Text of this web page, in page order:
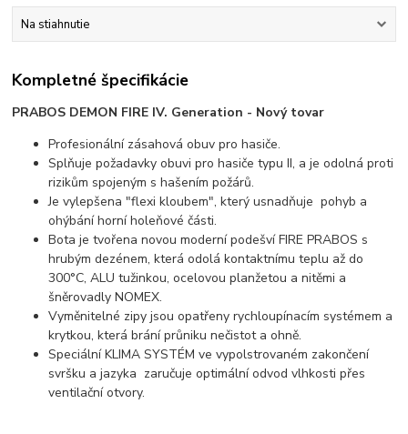
Na stiahnutie
Kompletné špecifikácie
PRABOS DEMON FIRE IV. Generation - Nový tovar
Profesionální zásahová obuv pro hasiče.
Splňuje požadavky obuvi pro hasiče typu II, a je odolná proti
rizikům spojeným s hašením požárů.
Je vylepšena "flexi kloubem", který usnadňuje pohyb a
ohýbání horní holeňové části.
Bota je tvořena novou moderní podešví FIRE PRABOS s
hrubým dezénem, která odolá kontaktnímu teplu až do
300°C, ALU tužinkou, ocelovou planžetou a nitěmi a
šněrovadly NOMEX.
Vyměnitelné zipy jsou opatřeny rychloupínacím systémem a
krytkou, která brání průniku nečistot a ohně.
Speciální KLIMA SYSTÉM ve vypolstrovaném zakončení
svršku a jazyka zaručuje optimální odvod vlhkosti přes
ventilační otvory.